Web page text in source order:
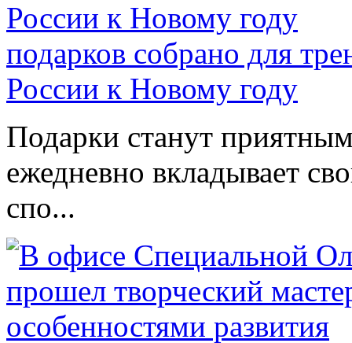
подарков собрано для
России к Новому году
Подарки станут
ежедневно вкладывает
спо...